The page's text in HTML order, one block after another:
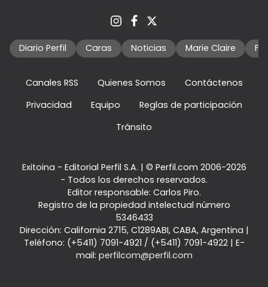
Diario Perfil Caras Noticias Marie Claire
Canales RSS Quienes Somos
Contáctenos
Privacidad
Equipo
Reglas de participación
Tránsito
Exitoina - Editorial Perfil S.A. | © Perfil.com 2006-2026
- Todos los derechos reservados.
Editor responsable: Carlos Piro.
Registro de la propiedad intelectual número
5346433
Dirección: California 2715, C1289ABI, CABA, Argentina |
Teléfono: (+5411) 7091-4921 / (+5411) 7091-4922| E-
mail: perfilcom@perfil.com